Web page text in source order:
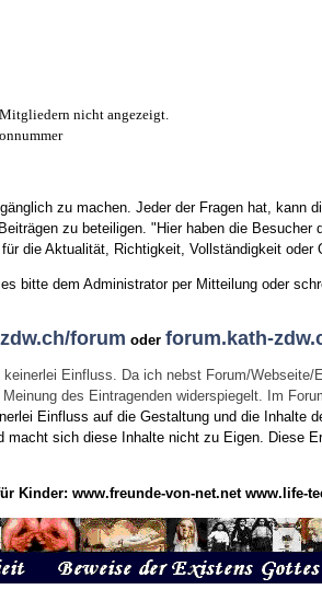
nicht angezeigt.
zu machen. Jeder der Fragen hat, kann
zu beteiligen. "Hier haben die
die Aktualität, Richtigkeit, Vollständigkeit
bitte dem Administrator per Mitteilung oder
forum oderforum.kath-
Einfluss. Da ich nebst Forum/
des Eintragenden widerspiegelt. Im
Einfluss auf die Gestaltung und die Inhalte
macht sich diese Inhalte nicht zu Eigen. Diese
Kinder: www.freunde-von-net.net www.life-